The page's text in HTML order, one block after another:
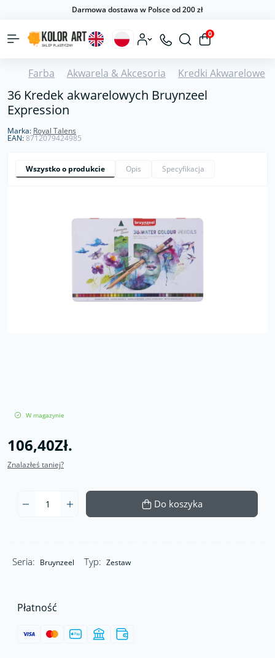
Darmowa dostawa w Polsce od 200 zł
0
Farba Akwarela & Akcesoria Kredki Akwarelowe
36 Kredek akwarelowych Bruynzeel
Expression
Marka: Royal Talens
EAN:8712079424985
Wszystko o produkcie Opis Specyfikacja
W magazynie
106,40Zł.
Znalazłeś taniej?
Do koszyka
Seria: Bruynzeel Typ: Zestaw
Płatność